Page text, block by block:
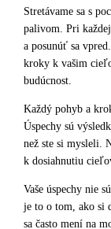
Stretávame sa s
palivom. Pri
a posunúť sa
kroky k vašim
budúcnost.
Každý pohyb a
Úspechy sú
než ste si mysleli.
k dosiahnutiu
Vaše úspechy nie
je to o tom, ako si
sa často mení na